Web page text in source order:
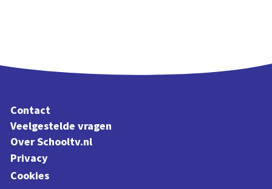
Contact
Veelgestelde vragen
Over Schooltv.nl
Privacy
Cookies